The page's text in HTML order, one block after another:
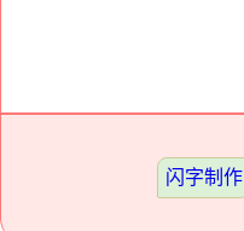
闪字制作